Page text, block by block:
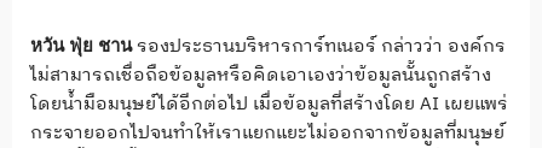
หวัน ฟุ่ย ชานรองประธานบริหารการ์ทเนอร์ กล่าวว่า องค์กร
ไม่สามารถเชื่อถือข้อมูลหรือคิดเอาเองว่าข้อมูลนั้นถูกสร้าง
โดยน้ำมือมนุษย์ได้อีกต่อไป เมื่อข้อมูลที่สร้างโดย AI เผยแพร่
กระจายออกไปจนทำให้เราแยกแยะไม่ออกจากข้อมูลที่มนุษย์